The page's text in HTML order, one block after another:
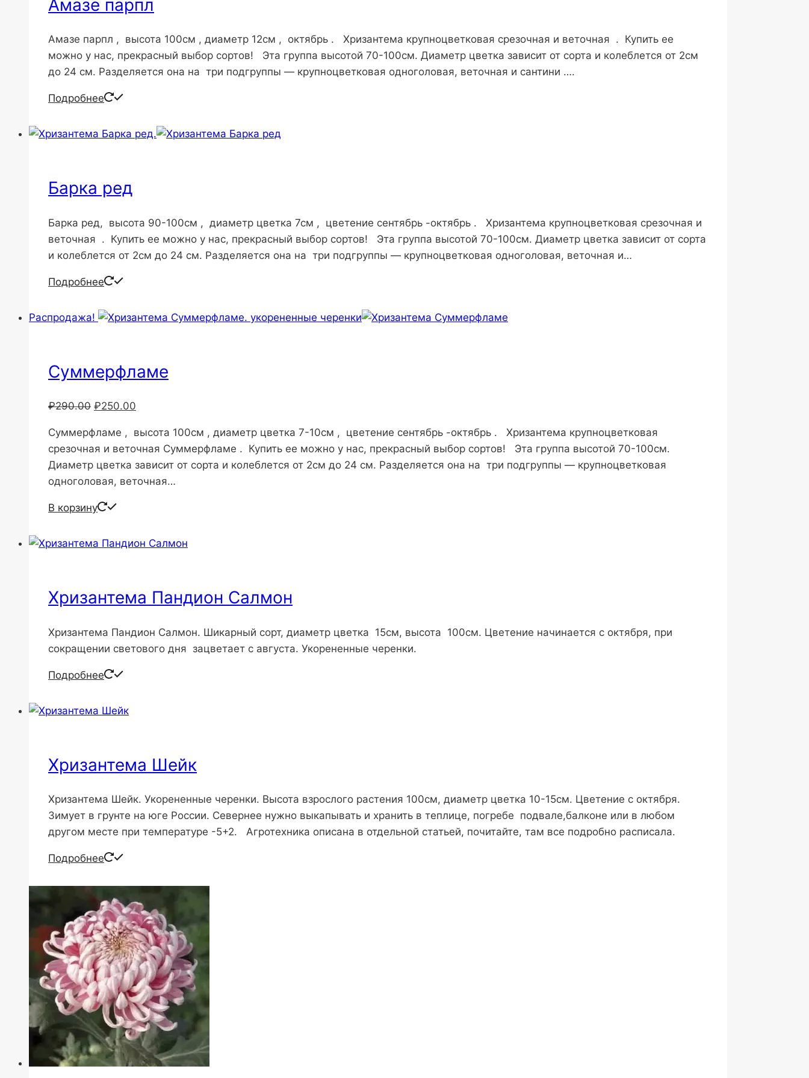
Амазе парпл
Амазе парпл , высота 100см , диаметр 12см , октябрь . Хризантема крупноцветковая срезочная и веточная . Купить ее
можно у нас, прекрасный выбор сортов! Эта группа высотой 70-100см. Диаметр цветка зависит от сорта и колеблется от 2см
до 24 см. Разделяется она на три подгруппы — крупноцветковая одноголовая, веточная и сантини ….
Подробнее
Барка ред
Барка ред, высота 90-100см , диаметр цветка 7см , цветение сентябрь -октябрь . Хризантема крупноцветковая срезочная и
веточная . Купить ее можно у нас, прекрасный выбор сортов! Эта группа высотой 70-100см. Диаметр цветка зависит от сорта
и колеблется от 2см до 24 см. Разделяется она на три подгруппы — крупноцветковая одноголовая, веточная и…
Подробнее
Распродажа!
Суммерфламе
₽290.00 Первоначальная
составляла
₽290.00.
₽250.00
₽250.00.
Суммерфламе , высота 100см , диаметр цветка 7-10см , цветение сентябрь -октябрь . Хризантема крупноцветковая
срезочная и веточная Суммерфламе . Купить ее можно у нас, прекрасный выбор сортов! Эта группа высотой 70-100см.
Диаметр цветка зависит от сорта и колеблется от 2см до 24 см. Разделяется она на три подгруппы — крупноцветковая
одноголовая, веточная…
В корзину
Хризантема Пандион Салмон
Хризантема Пандион Салмон. Шикарный сорт, диаметр цветка 15см, высота 100см. Цветение начинается с октября, при
сокращении светового дня зацветает с августа. Укорененные черенки.
Подробнее
Хризантема Шейк
Хризантема Шейк. Укорененные черенки. Высота взрослого растения 100см, диаметр цветка 10-15см. Цветение с октября.
Зимует в грунте на юге России. Севернее нужно выкапывать и хранить в теплице, погребе подвале,балконе или в любом
другом месте при температуре -5+2. Агротехника описана в отдельной статьей, почитайте, там все подробно расписала.
Подробнее